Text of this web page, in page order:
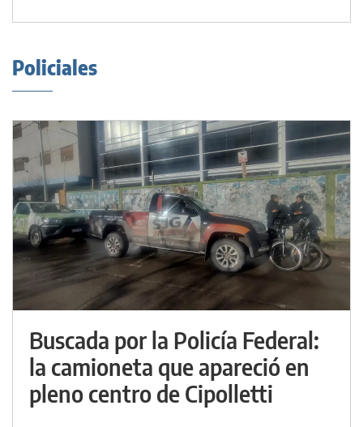
Policiales
Buscada por la Policía Federal:
la camioneta que apareció en
pleno centro de Cipolletti